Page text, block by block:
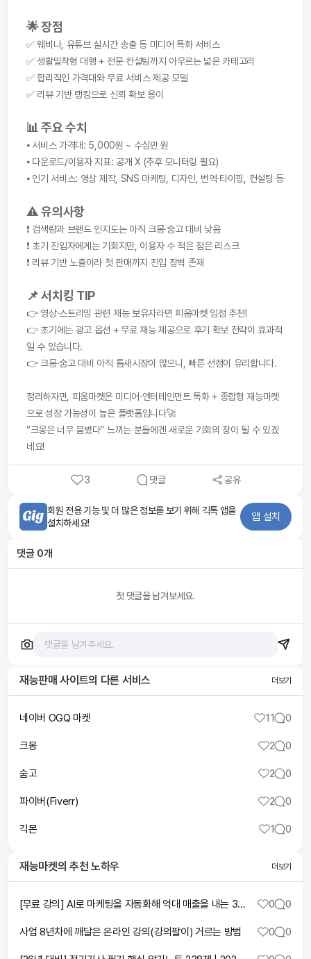
🌟 장점
✅ 웨비나, 유튜브 실시간 송출 등 미디어 특화 서비스
✅ 생활밀착형 대행 + 전문 컨설팅까지 아우르는 넓은 카테고리
✅ 합리적인 가격대와 무료 서비스 제공 모델
✅ 리뷰 기반 랭킹으로 신뢰 확보 용이
📊 주요 수치
⦁ 서비스 가격대: 5,000원 ~ 수십만 원
⦁ 다운로드/이용자 지표: 공개 X (추후 모니터링 필요)
⦁ 인기 서비스: 영상 제작, SNS 마케팅, 디자인, 번역·타이핑, 컨설팅 등
⚠️ 유의사항
❗ 검색량과 브랜드 인지도는 아직 크몽·숨고 대비 낮음
❗ 초기 진입자에게는 기회지만, 이용자 수 적은 점은 리스크
❗ 리뷰 기반 노출이라 첫 판매까지 진입 장벽 존재
📌 서치킹 TIP
👉 영상·스트리밍 관련 재능 보유자라면 피움마켓 입점 추천!
👉 초기에는 광고 옵션 + 무료 재능 제공으로 후기 확보 전략이 효과적
일 수 있습니다.
👉 크몽·숨고 대비 아직 틈새시장이 많으니, 빠른 선점이 유리합니다.
정리하자면, 피움마켓은 미디어·엔터테인먼트 특화 + 종합형 재능마켓
으로 성장 가능성이 높은 플랫폼입니다🚀
“크몽은 너무 붐볐다” 느끼는 분들에겐 새로운 기회의 장이 될 수 있겠
네요!
3 댓글 공유
회원 전용 기능 및 더 많은 정보를 보기 위해 긱톡 앱을
설치하세요!
앱 설치
댓글 0개
첫 댓글을 남겨보세요.
재능판매 사이트의 다른 서비스 더보기
네이버 OGQ 마켓 11 0
크몽 2 0
숨고 2 0
파이버(Fiverr) 2 0
긱몬 1 0
재능마켓의 추천 노하우 더보기
[무료 강의] AI로 마케팅을 자동화해 억대 매출을 내는 3가지 방법 0 0
사업 8년차에 깨달은 온라인 강의(강의팔이) 거르는 방법 0 0